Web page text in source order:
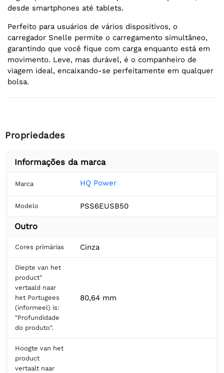
desde smartphones até tablets.
Perfeito para usuários de vários dispositivos, o
carregador Snelle permite o carregamento simultâneo,
garantindo que você fique com carga enquanto está em
movimento. Leve, mas durável, é o companheiro de
viagem ideal, encaixando-se perfeitamente em qualquer
bolsa.
Propriedades
Informações da marca
Marca HQ Power
Modelo PSS6EUSB50
Outro
Cores primárias Cinza
Diepte van het
product"
vertaald naar
het Portugees
(informeel) is:
"Profundidade
do produto".
80,64 mm
Hoogte van het
product
vertaalt naar